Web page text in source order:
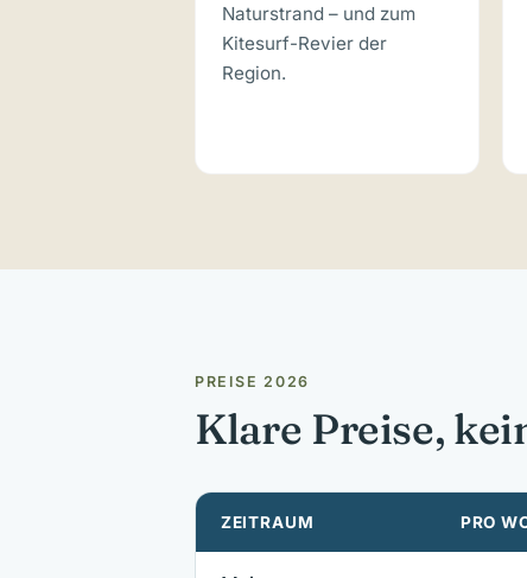
Naturstrand – und zum
Kitesurf-Revier der
Region.
PREISE 2026
Klare Preise,
ZEITRAUM PRO